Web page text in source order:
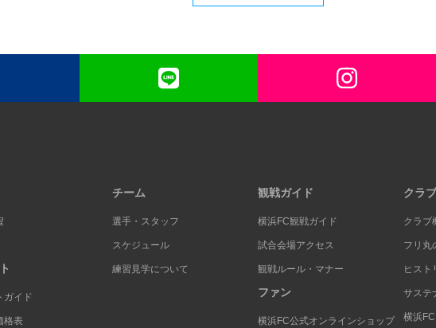
ガイド
格表
チーム
選手・スタッフ
スケジュール
練習見学について
観戦ガイド
横浜FC観戦ガイド
試合会場アクセス
観戦ルール・マナー
ファン
横浜FC公式オンラインショップ
クラ
クラブ
フリ丸
ヒスト
サステ
横浜